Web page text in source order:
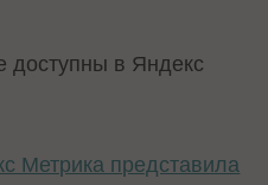
доступны в Яндекс
Метрика представила